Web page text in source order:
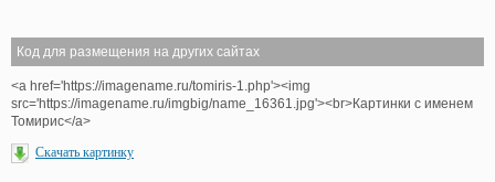
Код для размещения на других сайтах
<a href='https://imagename.ru/tomiris-1.php'><img
src='https://imagename.ru/imgbig/name_16361.jpg'><br>Картинки с именем
Томирис</a>
Скачать картинку